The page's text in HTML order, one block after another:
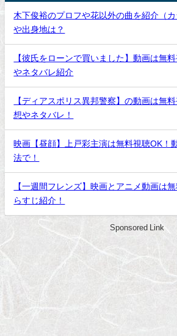
木下俊裕のプロフや花以外の曲を紹介（
や出身地は？
【彼氏をローンで買いました】動画は無
やネタバレ紹介
【ディアスポリス異邦警察】の動画は無
想やネタバレ！
映画【昼顔】上戸彩主演は無料視聴OK！
法で！
【一週間フレンズ】映画とアニメ動画は
らすじ紹介！
Sponsored Link